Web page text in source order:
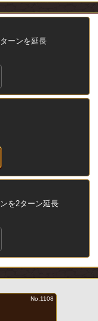
ーンを延長
を2ターン延長
No.1108